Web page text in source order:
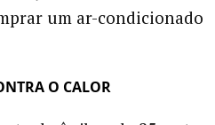
um ar-condicionado
O CALOR